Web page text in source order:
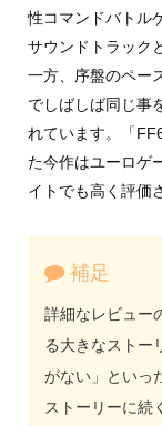
性コマンドバトル
サウンドトラック
一方、序盤のペー
でしばしば同じ事
れています。「
た今作はユーロゲ
イトでも高く評価
補足
詳細なレビュー
る大きなストー
がない」といっ
ストーリーに続